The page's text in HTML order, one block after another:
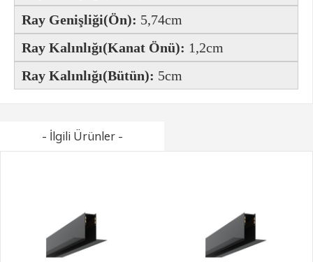
Ray Genişliği(Ön): 5,74cm
Ray Kalınlığı(Kanat Önü): 1,2cm
Ray Kalınlığı(Bütün): 5cm
- İlgili Ürünler -